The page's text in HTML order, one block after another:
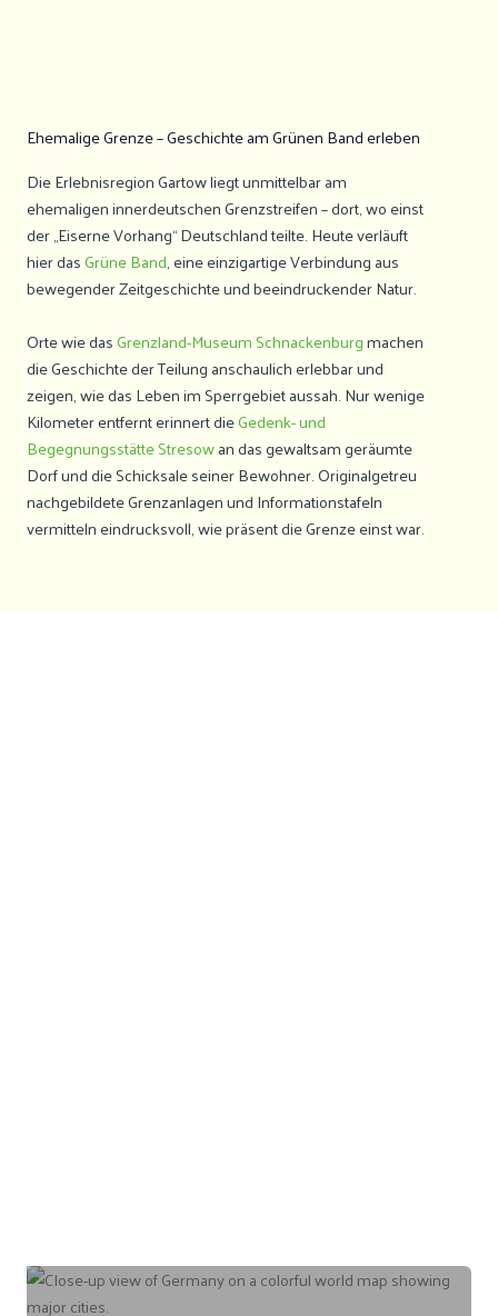
Ehemalige Grenze – Geschichte am Grünen Band erleben
Die Erlebnisregion Gartow liegt unmittelbar am
ehemaligen innerdeutschen Grenzstreifen – dort, wo einst
der „Eiserne Vorhang“ Deutschland teilte. Heute verläuft
hier dasGrüne Band, eine einzigartige Verbindung aus
bewegender Zeitgeschichte und beeindruckender Natur.
Orte wie dasGrenzland-Museum Schnackenburgmachen
die Geschichte der Teilung anschaulich erlebbar und
zeigen, wie das Leben im Sperrgebiet aussah. Nur wenige
Kilometer entfernt erinnert dieGedenk- und
Begegnungsstätte Stresowan das gewaltsam geräumte
Dorf und die Schicksale seiner Bewohner. Originalgetreu
nachgebildete Grenzanlagen und Informationstafeln
vermitteln eindrucksvoll, wie präsent die Grenze einst war.